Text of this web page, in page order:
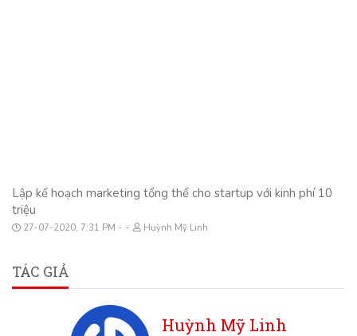
Lập kế hoạch marketing tổng thể cho startup với kinh phí 10
triệu
27-07-2020, 7:31 PM - Huỳnh Mỹ Linh
TÁC GIẢ
Huỳnh Mỹ Linh